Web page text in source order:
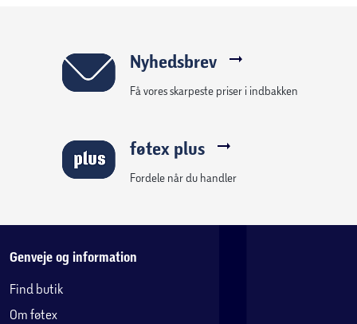
Nyhedsbrev
Få vores skarpeste priser i indbakken
føtex plus
Fordele når du handler
Genveje og information
Find butik
Om føtex